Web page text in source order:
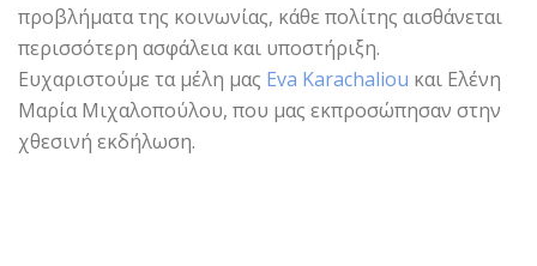
προβλήματα της κοινωνίας, κάθε πολίτης αισθάνεται
περισσότερη ασφάλεια και υποστήριξη.
Ευχαριστούμε τα μέλη μας Eva Karachaliou και Ελένη
Μαρία Μιχαλοπούλου, που μας εκπροσώπησαν στην
χθεσινή εκδήλωση.